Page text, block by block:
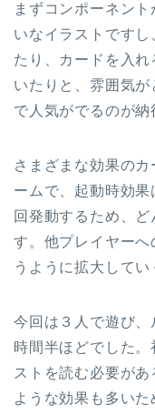
まずコンポーネン
いなイラストです
たり、カードを入
いたりと、雰囲気
で人気がでるのが納
さまざまな効果の
ームで、起動時効
回発動するため、
す。他プレイヤー
うように拡大してい
今回は３人で遊び、
時間半ほどでした
ストを読む必要が
ような効果も多い